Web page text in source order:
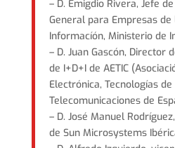
– D. Emigdio Rivera, Jefe
General para Empresas de
Informacíón, Ministerio de
– D. Juan Gascón, Director
de I+D+I de AETIC
Electrónica, Tecnologías
Telecomunicaciones de
– D. José Manuel
de Sun Microsystems